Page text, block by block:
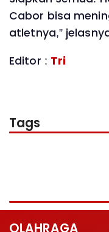
Cabor bisa
atletnya,”
Editor : Tri
Tags
OLAHRAGA